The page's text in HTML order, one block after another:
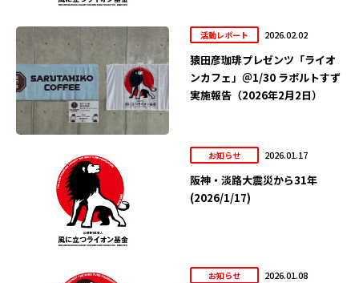
活動レポート 2026.02.02
猿田彦珈琲プレゼンツ「ライオ
ンカフェ」＠1/30 ラポルトすず
実施報告（2026年2月2日）
お知らせ 2026.01.17
阪神・淡路大震災から31年
(2026/1/17)
お知らせ 2026.01.08